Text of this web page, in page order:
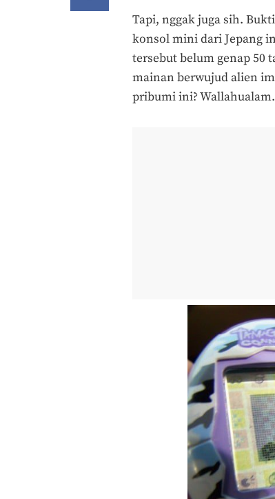
Tapi, nggak juga sih.
konsol mini dari Jepang
tersebut belum genap 50
mainan berwujud alien
pribumi ini? Wallahualam.